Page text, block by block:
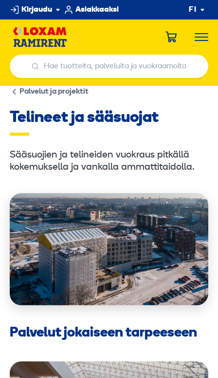
Hyppää
sisältöön
Kirjaudu Asiakkaaksi FI
Hae tuotteita, palveluita ja vuokraamoita
Hae tuotteita, palveluita ja vuokraamoita
Palvelut ja projektit
Telineet ja sääsuojat
Sääsuojien ja telineiden vuokraus pitkällä
kokemuksella ja vankalla ammattitaidolla.
Palvelut jokaiseen tarpeeseen